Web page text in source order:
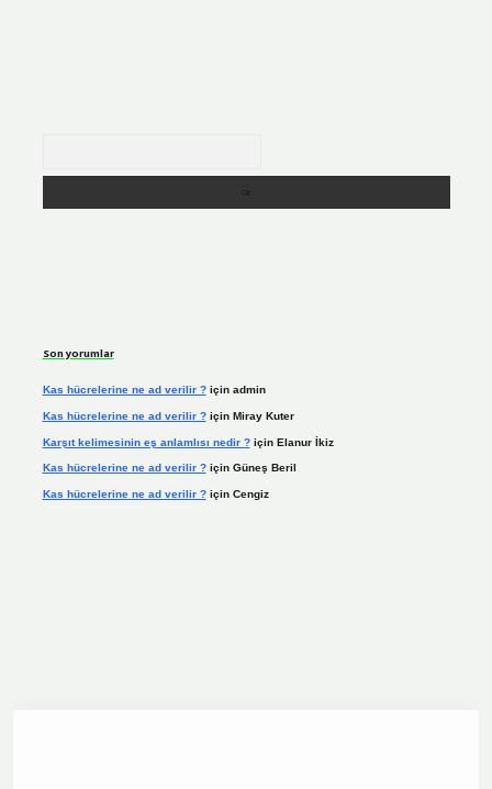
Son yorumlar
Kas hücrelerine ne ad verilir ?için admin
Kas hücrelerine ne ad verilir ?için Miray Kuter
Karşıt kelimesinin eş anlamlısı nedir ?için Elanur İkiz
Kas hücrelerine ne ad verilir ?için Güneş Beril
Kas hücrelerine ne ad verilir ?için Cengiz